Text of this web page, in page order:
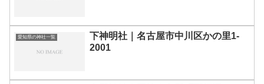
愛知県の神社一覧
下神明社｜名古屋市中川区かの里1-
2001